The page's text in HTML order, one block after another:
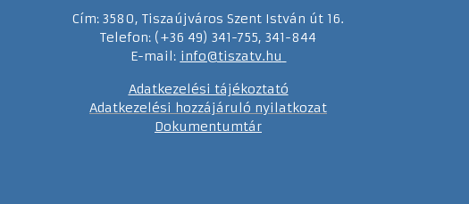
Cím: 3580, Tiszaújváros Szent István út 16.
Telefon: (+36 49) 341-755, 341-844
E-mail: info@tiszatv.hu
Adatkezelési tájékoztató
Adatkezelési hozzájáruló nyilatkozat
Dokumentumtár